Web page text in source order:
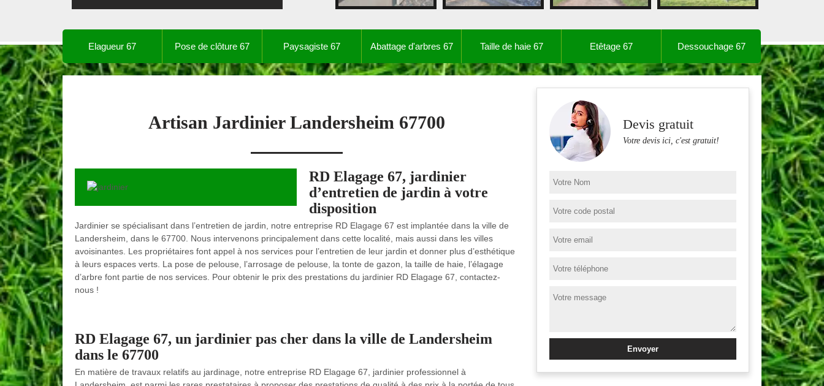
Elagueur 67 Pose de clôture 67 Paysagiste 67 Abattage d'arbres 67 Taille de haie 67 Etêtage 67 Dessouchage 67
Artisan Jardinier Landersheim 67700
RD Elagage 67, jardinier
d’entretien de jardin à votre
disposition
Jardinier se spécialisant dans l’entretien de jardin, notre entreprise RD Elagage 67 est implantée dans la ville de
Landersheim, dans le 67700. Nous intervenons principalement dans cette localité, mais aussi dans les villes
avoisinantes. Les propriétaires font appel à nos services pour l’entretien de leur jardin et donner plus d’esthétique
à leurs espaces verts. La pose de pelouse, l’arrosage de pelouse, la tonte de gazon, la taille de haie, l’élagage
d’arbre font partie de nos services. Pour obtenir le prix des prestations du jardinier RD Elagage 67, contactez-
nous !
RD Elagage 67, un jardinier pas cher dans la ville de Landersheim
dans le 67700
En matière de travaux relatifs au jardinage, notre entreprise RD Elagage 67, jardinier professionnel à
Devis gratuit
Votre devis ici, c'est gratuit!